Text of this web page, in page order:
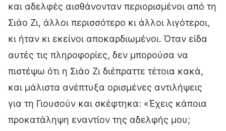
και αδελφές αισθάνονταν περιορισμένοι από τη
Σιάο Ζι, άλλοι περισσότερο κι άλλοι λιγότεροι,
κι ήταν κι εκείνοι αποκαρδιωμένοι. Όταν είδα
αυτές τις πληροφορίες, δεν μπορούσα να
πιστέψω ότι η Σιάο Ζι διέπραττε τέτοια κακά,
και μάλιστα ανέπτυξα ορισμένες αντιλήψεις
για τη Γιουσούν και σκέφτηκα: «Έχεις κάποια
προκατάληψη εναντίον της αδελφής μου;